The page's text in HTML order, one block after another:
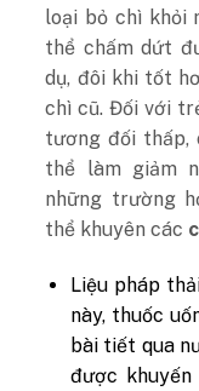
loại bỏ chì khỏi
thể chấm dứt
dụ, đôi khi tốt
chì cũ. Đối với
tương đối thấp,
thể làm giảm
những trường
thể khuyên các
Liệu pháp
này, thuốc
bài tiết qua
được